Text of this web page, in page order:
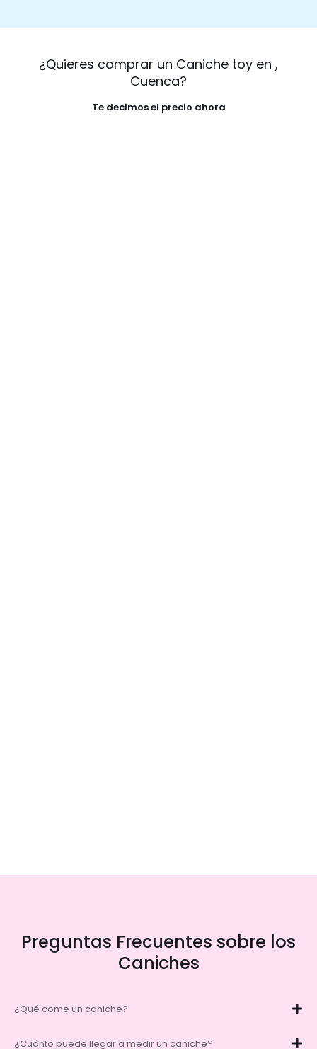
¿Quieres comprar un Caniche toy en ,
Cuenca?
Te decimos el precio ahora
Preguntas Frecuentes sobre los
Caniches
¿Qué come un caniche?
¿Cuánto puede llegar a medir un caniche?